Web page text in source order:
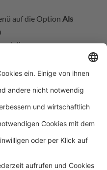
auf die Option Als
die
su_wn_keybord_key] +